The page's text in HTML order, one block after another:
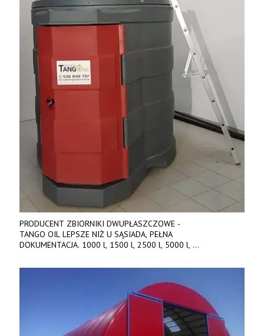
PRODUCENT ZBIORNIKI DWUPŁASZCZOWE -
TANGO OIL LEPSZE NIŻ U SĄSIADA, PEŁNA
DOKUMENTACJA. 1000 l, 1500 l, 2500 l, 5000 l,
842 737, www.tango-oil.pl